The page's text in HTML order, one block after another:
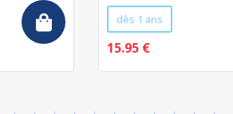
dès 1 ans
15.95 €